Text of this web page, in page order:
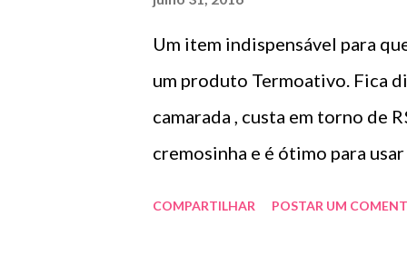
Um item indispensável para
um produto Termoativo. Fica
camarada , custa em torno de
cremosinha e é ótimo
COMPARTILHAR POSTAR UM